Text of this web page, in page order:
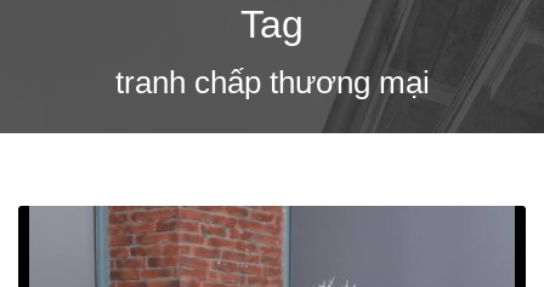
Tag
tranh chấp thương mại